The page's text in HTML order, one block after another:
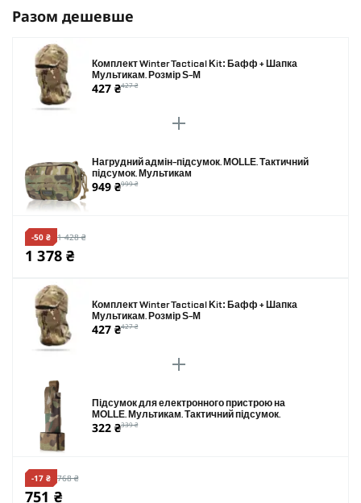
Разом дешевше
Комплект Winter Tactical Kit: Бафф + Шапка
Мультикам. Розмір S-M
427 ₴427 ₴
Нагрудний адмін-підсумок. MOLLE. Тактичний
підсумок. Мультикам
949 ₴999 ₴
-50 ₴ 1 428 ₴
1 378 ₴
Комплект Winter Tactical Kit: Бафф + Шапка
Мультикам. Розмір S-M
427 ₴427 ₴
Підсумок для електронного пристрою на
MOLLE. Мультикам. Тактичний підсумок.
322 ₴339 ₴
-17 ₴ 768 ₴
751 ₴